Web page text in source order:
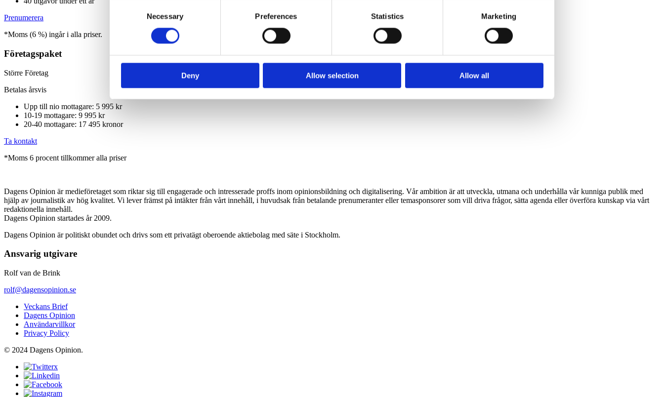
We use cookies to personalise content and ads, to provide social media features and to analyse our traffic. We also share
information about your use of our site with our social media, advertising and analytics partners who may combine it with
other information that you’ve provided to them or that they’ve collected from your use of their services.
Necessary Preferences Statistics Marketing
Deny Allow selection Allow all
Prenumerera
*Moms (6 %) ingår i alla priser.
Företagspaket
Större Företag
Betalas årsvis
Upp till nio mottagare: 5 995 kr
10-19 mottagare: 9 995 kr
20-40 mottagare: 17 495 kronor
Ta kontakt
*Moms 6 procent tillkommer alla priser
Dagens Opinion är medieföretaget som riktar sig till engagerade och intresserade proffs inom opinionsbildning och digitalisering. Vår ambition är att utveckla, utmana och underhålla vår kunniga publik med
hjälp av journalistik av hög kvalitet. Vi lever främst på intäkter från vårt innehåll, i huvudsak från betalande prenumeranter eller temasponsorer som vill driva frågor, sätta agenda eller överföra kunskap via vårt
redaktionella innehåll.
Dagens Opinion startades år 2009.
Dagens Opinion är politiskt obundet och drivs som ett privatägt oberoende aktiebolag med säte i Stockholm.
Ansvarig utgivare
Rolf van de Brink
rolf@dagensopinion.se
Veckans Brief
Dagens Opinion
Användarvillkor
Privacy Policy
© 2024 Dagens Opinion.